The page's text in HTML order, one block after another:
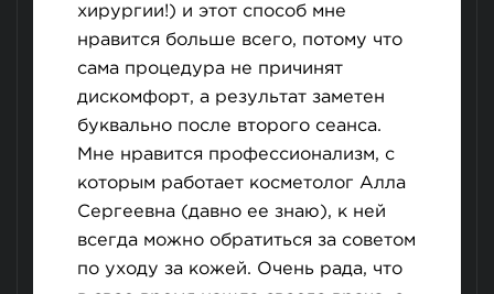
хирургии!) и этот способ мне
нравится больше всего, потому что
сама процедура не причинят
дискомфорт, а результат заметен
буквально после второго сеанса.
Мне нравится профессионализм, с
которым работает косметолог Алла
Сергеевна (давно ее знаю), к ней
всегда можно обратиться за советом
по уходу за кожей. Очень рада, что